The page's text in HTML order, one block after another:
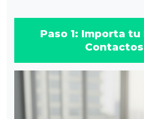
Paso 1: Importa
Contactos